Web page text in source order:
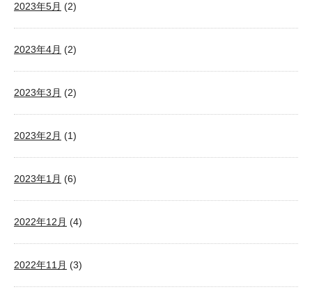
2023年5月 (2)
2023年4月 (2)
2023年3月 (2)
2023年2月 (1)
2023年1月 (6)
2022年12月 (4)
2022年11月 (3)